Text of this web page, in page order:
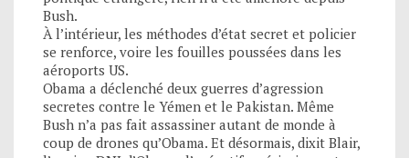
Bush.
À l’intérieur, les méthodes d’état secret et policier
se renforce, voire les fouilles poussées dans les
aéroports US.
Obama a déclenché deux guerres d’agression
secretes contre le Yémen et le Pakistan. Même
Bush n’a pas fait assassiner autant de monde à
coup de drones qu’Obama. Et désormais, dixit Blair,